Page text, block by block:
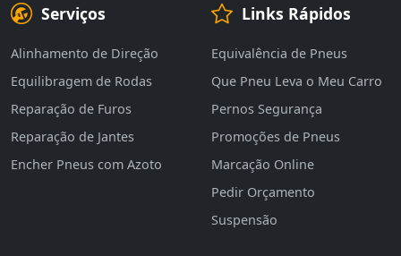
Serviços
Alinhamento de Direção
Equilibragem de Rodas
Reparação de Furos
Reparação de Jantes
Encher Pneus com Azoto
Links Rápidos
Equivalência de Pneus
Que Pneu Leva o Meu Carro
Pernos Segurança
Promoções de Pneus
Marcação Online
Pedir Orçamento
Suspensão